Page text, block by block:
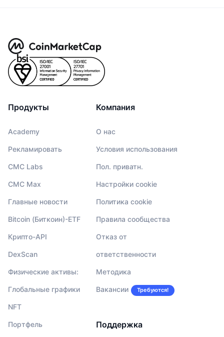
Продукты
Academy
Рекламировать
CMC Labs
CMC Max
Главные новости
Bitcoin (Биткоин)-ETF
Крипто-API
DexScan
Физические активы:
Глобальные графики
NFT
Портфель
Компания
О нас
Условия использования
Пол. приватн.
Настройки cookie
Политика cookie
Правила сообщества
Отказ от
ответственности
Методика
Вакансии Требуются!
Поддержка